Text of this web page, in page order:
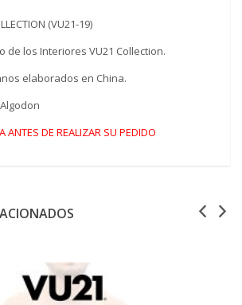
(VU21-19)
de los Interiores VU21 Collection.
elaborados en China.
ANTES DE REALIZAR SU PEDIDO